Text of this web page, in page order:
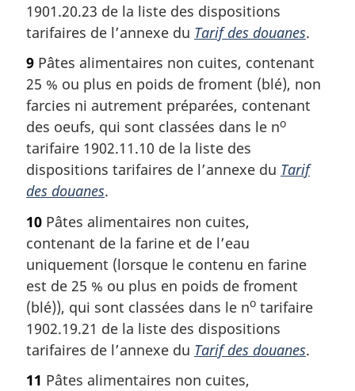
1901.20.23 de la liste des dispositions
tarifaires de l’annexe du Tarif des douanes.
9 Pâtes alimentaires non cuites, contenant
25 % ou plus en poids de froment (blé), non
farcies ni autrement préparées, contenant
des oeufs, qui sont classées dans le no
tarifaire 1902.11.10 de la liste des
dispositions tarifaires de l’annexe du Tarif
des douanes.
10 Pâtes alimentaires non cuites,
contenant de la farine et de l’eau
uniquement (lorsque le contenu en farine
est de 25 % ou plus en poids de froment
(blé)), qui sont classées dans le no tarifaire
1902.19.21 de la liste des dispositions
tarifaires de l’annexe du Tarif des douanes.
11 Pâtes alimentaires non cuites,